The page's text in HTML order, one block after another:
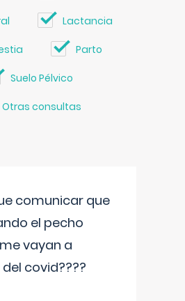
Lactancia
Parto
Suelo Pélvico
Otras consultas
comunicar que
el pecho
vayan a
covid????